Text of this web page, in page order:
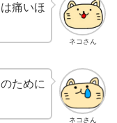
ネコさん
痛いほ
ネコさん
ために